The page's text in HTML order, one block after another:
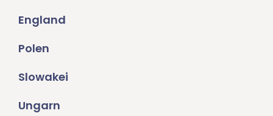
England
Polen
Slowakei
Ungarn